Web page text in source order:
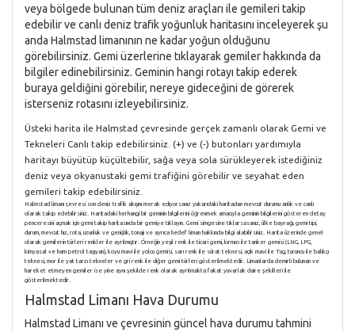
veya bölgede bulunan tüm deniz araçları ile gemileri takip
edebilir ve canlı deniz trafik yoğunluk haritasını inceleyerek şu
anda Halmstad limanının ne kadar yoğun olduğunu
görebilirsiniz. Gemi üzerlerine tıklayarak gemiler hakkında da
bilgiler edinebilirsiniz. Geminin hangi rotayı takip ederek
buraya geldiğini görebilir, nereye gideceğini de görerek
isterseniz rotasını izleyebilirsiniz.
Üsteki harita ile Halmstad çevresinde gerçek zamanlı olarak Gemi ve
Tekneleri Canlı takip edebilirsiniz. (+) ve (-) butonları yardımıyla
haritayı büyütüp küçültebilir, sağa veya sola sürükleyerek istediğiniz
deniz veya okyanustaki gemi trafiğini görebilir ve seyahat eden
gemileri takip edebilirsiniz.
Halmstad limanı çevresi son deniz trafik akışını merak ediyorsanız yukarıdaki haritadan mevcut durumu anlık ve canlı
olarak takip edebilirsiniz. Haritadaki herhangi bir geminin bilgilerini öğrenmek amacıyla geminin bilgilerini gösteren detay
penceresini açmak için gemi takip haritasında bir gemiye tıklayın. Gemi simgesine tıklarsasanız, ülke bayrağı, gemi tipi,
durum, mevcut hız, rota, uzunluk ve genişlik, tonajı ve ayrıca hedef liman hakkında bilgi alabilirsiniz. Harita üzerinde genel
olarak gemilerin türleri renkler ile ayrılmıştır. Örneğin yeşil renk ile ticari gemi, kırmızı ile tanker gemisi (LNG, LPG,
kimyasal ve ham petrol taşıyan), koyu mavi ile yolcu gemisi, sarı renk ile sürat teknesi, açık mavi ile Tug, turuncu ile balıkçı
teknesi, mor ile yat tarzı tekneler ve gri renk ile diğer gemi türleri gösterilmektedir. Limanlarda demirli bulunan ve
hareket etmeyen gemiler ise yine aynı şekilde renk olarak ayrılmakta fakat yuvarlak daire şekilleri ile
gösterilmektedir.
Halmstad Limanı Hava Durumu
Halmstad Limanı ve çevresinin güncel hava durumu tahmini